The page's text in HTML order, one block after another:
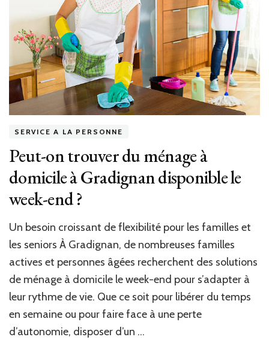
il
plus
avantageux
qu’un
soin
à
domicile
SERVICE A LA PERSONNE
Peut-on trouver du ménage à
domicile à Gradignan disponible le
week-end ?
Un besoin croissant de flexibilité pour les familles et
les seniors À Gradignan, de nombreuses familles
actives et personnes âgées recherchent des solutions
de ménage à domicile le week-end pour s’adapter à
leur rythme de vie. Que ce soit pour libérer du temps
en semaine ou pour faire face à une perte
d’autonomie, disposer d’un …